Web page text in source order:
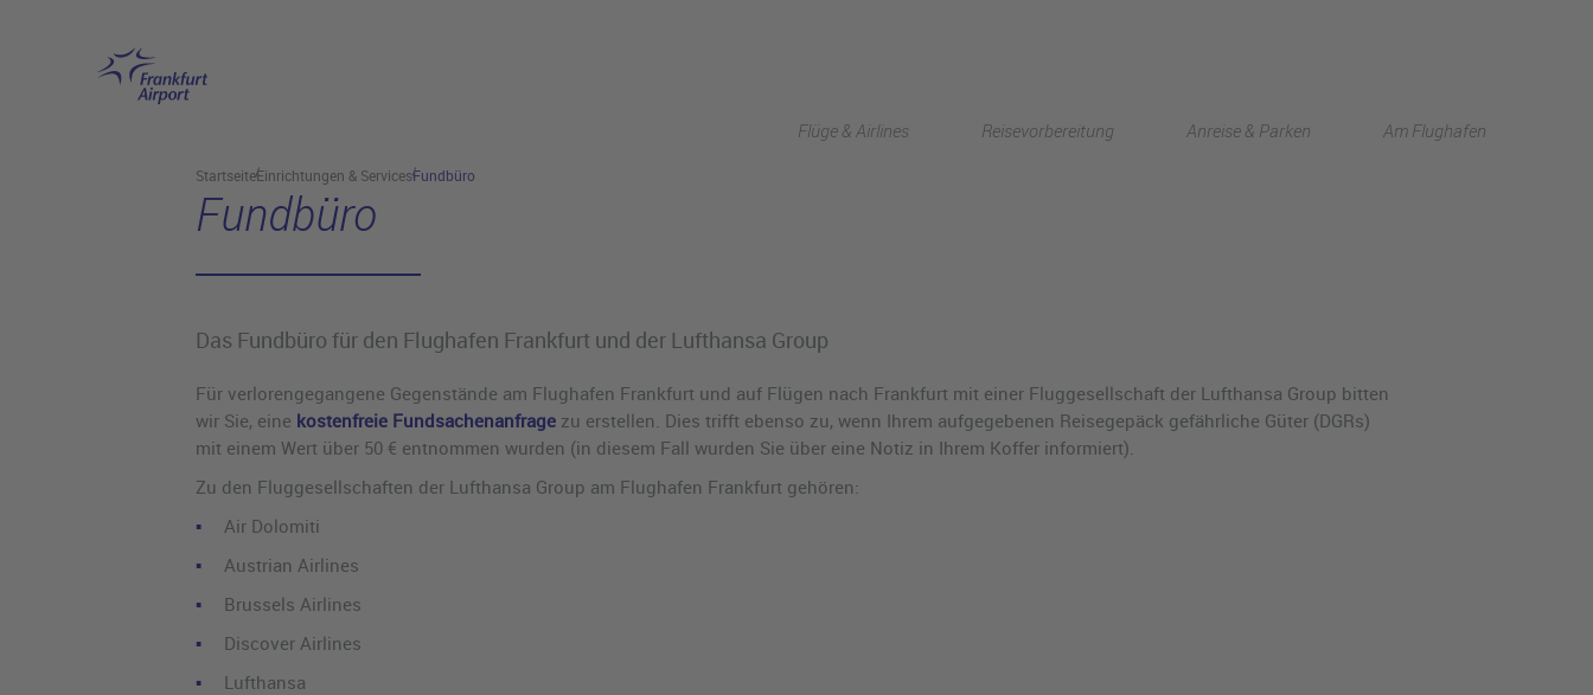
Flüge & Airlines Reisevorbereitung Anreise & Parken Am Flughafen
StartseiteEinrichtungen & ServicesFundbüro
Fundbüro
Das Fundbüro für den Flughafen Frankfurt und der Lufthansa Group
Für verlorengegangene Gegenstände am Flughafen Frankfurt und auf Flügen nach Frankfurt mit einer Fluggesellschaft der Lufthansa Group bitten
wir Sie, eine kostenfreie Fundsachenanfrage zu erstellen. Dies trifft ebenso zu, wenn Ihrem aufgegebenen Reisegepäck gefährliche Güter (DGRs)
mit einem Wert über 50 € entnommen wurden (in diesem Fall wurden Sie über eine Notiz in Ihrem Koffer informiert).
Zu den Fluggesellschaften der Lufthansa Group am Flughafen Frankfurt gehören:
Air Dolomiti
Austrian Airlines
Brussels Airlines
Discover Airlines
Lufthansa